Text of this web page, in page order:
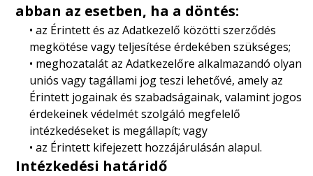
abban az esetben, ha a döntés:
• az Érintett és az Adatkezelő közötti szerződés
megkötése vagy teljesítése érdekében szükséges;
• meghozatalát az Adatkezelőre alkalmazandó olyan
uniós vagy tagállami jog teszi lehetővé, amely az
Érintett jogainak és szabadságainak, valamint jogos
érdekeinek védelmét szolgáló megfelelő
intézkedéseket is megállapít; vagy
• az Érintett kifejezett hozzájárulásán alapul.
Intézkedési határidő